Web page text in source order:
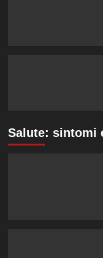
Salute: sintomi